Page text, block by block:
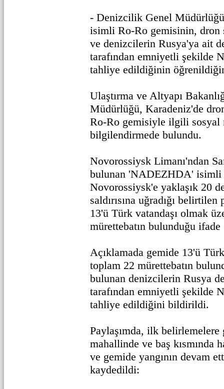
- Denizcilik Genel
isimli Ro-Ro gemisinin, dron
ve denizcilerin Rusya'ya ait
tarafından emniyetli şekilde
tahliye edildiğinin
Ulaştırma ve Altyapı
Müdürlüğü, Karadeniz'de
Ro-Ro gemisiyle ilgili sosyal
bilgilendirmede bulundu.
Novorossiysk Limanı'ndan
bulunan 'NADEZHDA' isimli
Novorossiysk'e yaklaşık 20
saldırısına uğradığı
13'ü Türk vatandaşı olmak
mürettebatın bulunduğu
Açıklamada gemide 13'ü
toplam 22 mürettebatın
bulunan denizcilerin Rusya
tarafından emniyetli şekilde
tahliye edildiğini bildirildi.
Paylaşımda, ilk
mahallinde ve baş kısmında
ve gemide yangının devam
kaydedildi: